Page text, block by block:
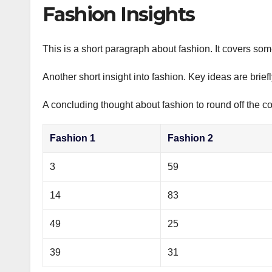
Fashion Insights
This is a short paragraph about fashion. It covers
Another short insight into fashion. Key ideas are
A concluding thought about fashion to round off the
Fashion 1 Fashion 2
3 59
14 83
49 25
39 31